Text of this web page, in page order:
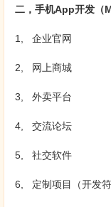
二，手机App开发（
1, 企业官网
2, 网上商城
3, 外卖平台
4, 交流论坛
5, 社交软件
6, 定制项目（开发符